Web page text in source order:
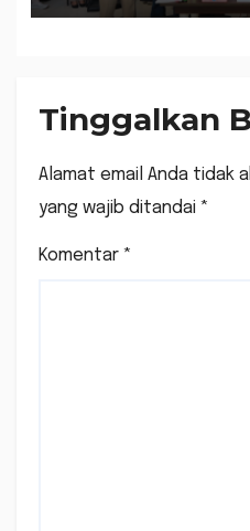
Hukuman
Tinggalkan
Alamat email Anda tidak
yang wajib ditandai *
Komentar *